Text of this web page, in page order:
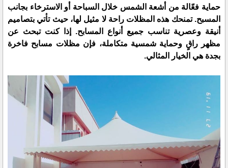
حماية فعّالة من أشعة الشمس خلال السباحة أو الاسترخاء بجانب
المسبح. تمنحك هذه المظلات راحة لا مثيل لها، حيث تأتي بتصاميم
أنيقة وعصرية تناسب جميع أنواع المسابح. إذا كنت تبحث عن
مظهر راقٍ وحماية شمسية متكاملة، فإن مظلات مسابح فاخرة
بجدة هي الخيار المثالي.